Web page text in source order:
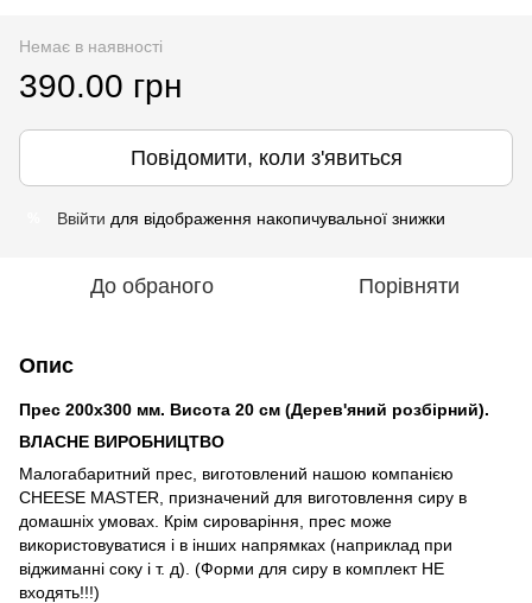
Немає в наявності
390.00 грн
Повідомити, коли з'явиться
Ввійти для відображення накопичувальної знижки
До обраного Порівняти
Опис
Прес 200х300 мм. Висота 20 см (Дерев'яний розбірний).
ВЛАСНЕ ВИРОБНИЦТВО
Малогабаритний прес, виготовлений нашою компанією
СНЕЕЅЕ MASTER, призначений для виготовлення сиру в
домашніх умовах. Крім сироваріння, прес може
використовуватися і в інших напрямках (наприклад при
віджиманні соку і т. д). (Форми для сиру в комплект НЕ
входять!!!)